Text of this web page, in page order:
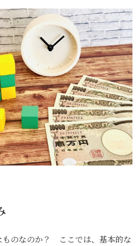
ものなのか？ ここでは、基本的な